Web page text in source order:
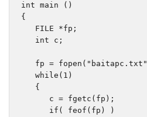
int main
()
{
   FILE
*fp ;
int c ;
   fp
= fopen ( "baitapc.txt"
while ( 1 )
{
      c
= fgetc ( fp );
if ( feof ( fp )
)